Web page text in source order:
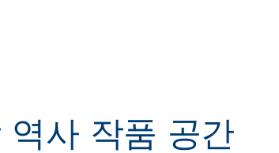
역사 작품 공간